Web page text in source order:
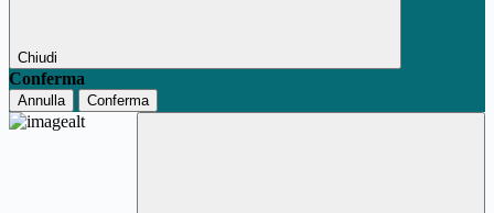
Chiudi
Conferma
Annulla Conferma